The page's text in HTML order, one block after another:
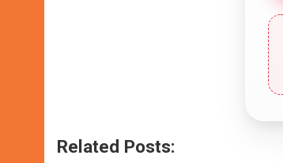
Related Posts: